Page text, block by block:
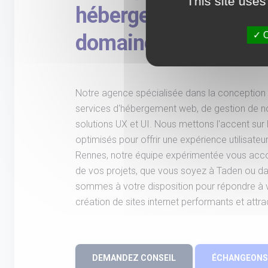
hébergement et
domaine à Taden et
Notre agence spécialisée dans la
services d'hébergement web, de gestion de
solutions UX et UI. Nous mettons l'accent
optimisés pour offrir une expérience
Rennes, notre équipe expérimentée vous
de vos projets, que vous soyez à Taden ou
sommes à votre disposition pour répondre à
création de sites internet performants et
DEMANDEZ CONSEIL